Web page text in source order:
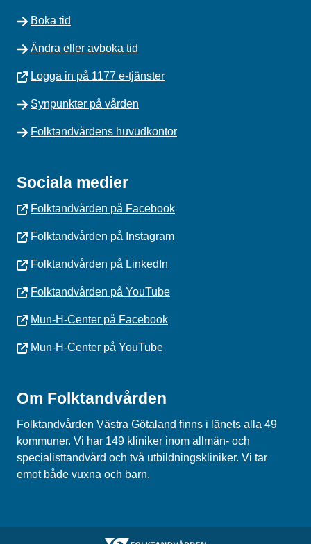
Boka tid
Ändra eller avboka tid
Logga in på 1177 e-tjänster
Synpunkter på vården
Folktandvårdens huvudkontor
Sociala medier
Folktandvården på Facebook
Folktandvården på Instagram
Folktandvården på LinkedIn
Folktandvården på YouTube
Mun-H-Center på Facebook
Mun-H-Center på YouTube
Om Folktandvården
Folktandvården Västra Götaland finns i länets alla 49
kommuner. Vi har 149 kliniker inom allmän- och
specialisttandvård och två utbildningskliniker. Vi tar
emot både vuxna och barn.